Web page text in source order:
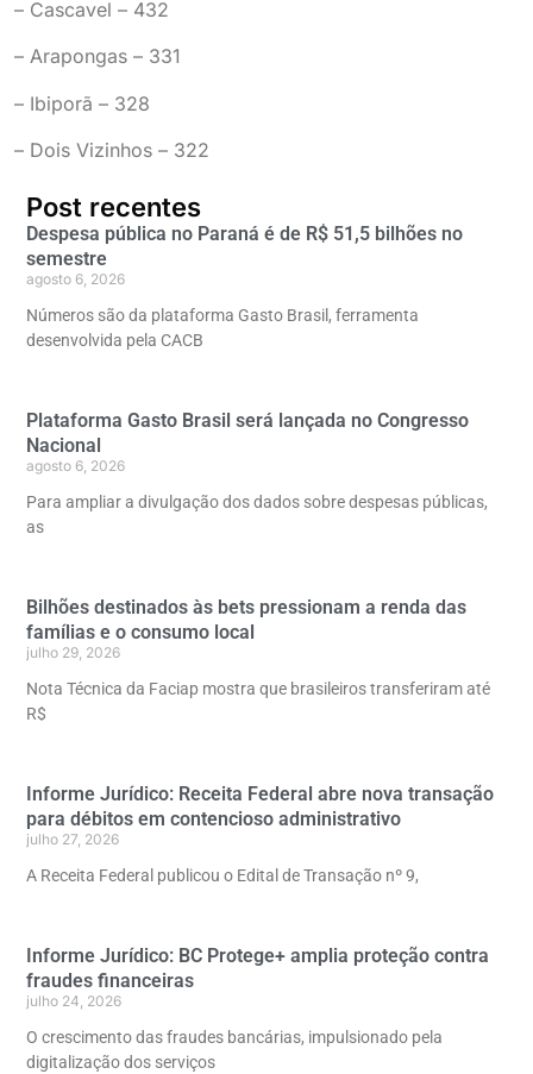
– Cascavel – 432
– Arapongas – 331
– Ibiporã – 328
– Dois Vizinhos – 322
Post recentes
Despesa pública no Paraná é de R$ 51,5 bilhões no
semestre
agosto 6, 2026
Números são da plataforma Gasto Brasil, ferramenta
desenvolvida pela CACB
Plataforma Gasto Brasil será lançada no Congresso
Nacional
agosto 6, 2026
Para ampliar a divulgação dos dados sobre despesas públicas,
as
Bilhões destinados às bets pressionam a renda das
famílias e o consumo local
julho 29, 2026
Nota Técnica da Faciap mostra que brasileiros transferiram até
R$
Informe Jurídico: Receita Federal abre nova transação
para débitos em contencioso administrativo
julho 27, 2026
A Receita Federal publicou o Edital de Transação nº 9,
Informe Jurídico: BC Protege+ amplia proteção contra
fraudes financeiras
julho 24, 2026
O crescimento das fraudes bancárias, impulsionado pela
digitalização dos serviços